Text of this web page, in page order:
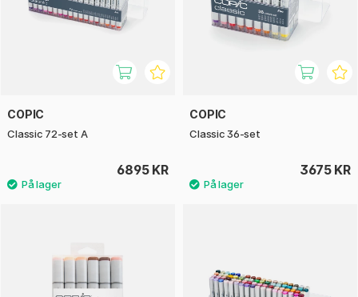
COPIC
Classic 72-set A
6895 KR
COPIC
Classic 36-set
3675 KR